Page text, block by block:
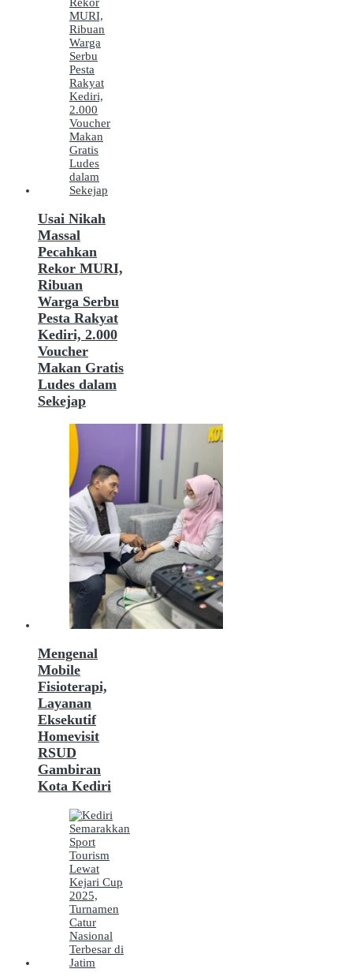
Usai Nikah
Massal
Pecahkan
Rekor MURI,
Ribuan
Warga Serbu
Pesta Rakyat
Kediri, 2.000
Voucher
Makan Gratis
Ludes dalam
Sekejap
Mengenal
Mobile
Fisioterapi,
Layanan
Eksekutif
Homevisit
RSUD
Gambiran
Kota Kediri